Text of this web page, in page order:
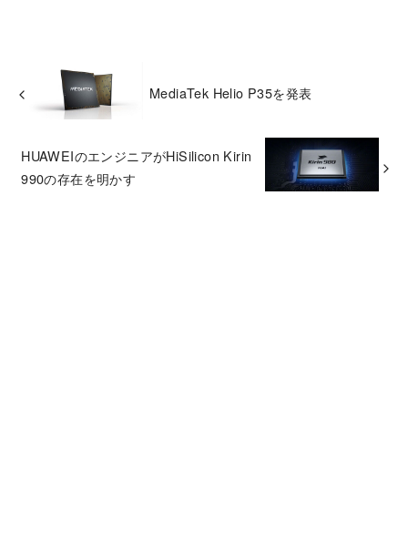
MediaTek Helio P35を発表
HUAWEIのエンジニアがHiSilicon Kirin
990の存在を明かす